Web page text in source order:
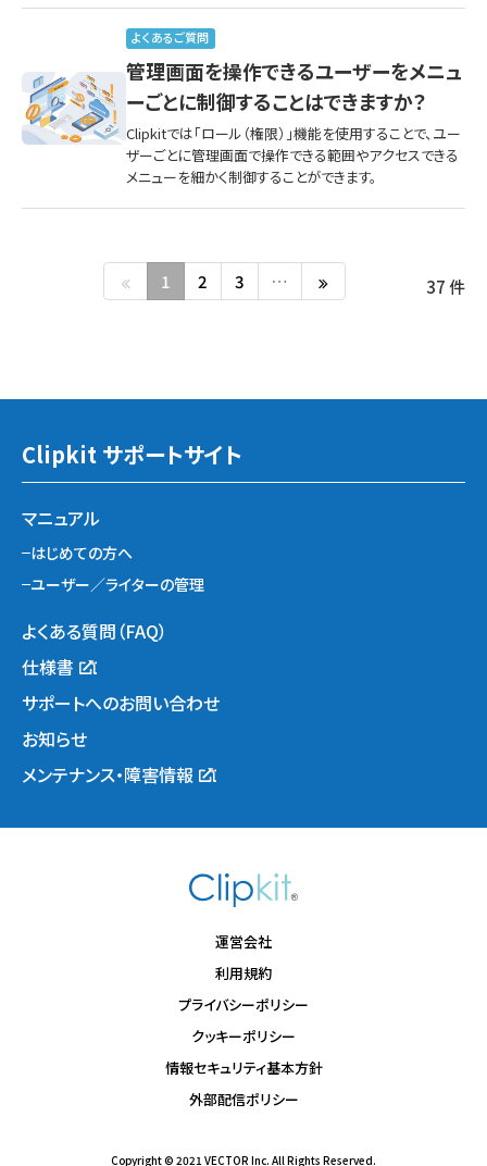
よくあるご質問
管理画面を操作できるユーザーをメニュ
ーごとに制御することはできますか？
Clipkitでは「ロール（権限）」機能を使用することで、ユー
ザーごとに管理画面で操作できる範囲やアクセスできる
メニューを細かく制御することができます。
37 件
1 2 3 …
Clipkit サポートサイト
マニュアル
はじめての方へ
ユーザー／ライターの管理
よくある質問（FAQ）
仕様書
サポートへのお問い合わせ
お知らせ
メンテナンス・障害情報
運営会社
利用規約
プライバシーポリシー
クッキーポリシー
情報セキュリティ基本方針
外部配信ポリシー
Copyright © 2021 VECTOR Inc. All Rights Reserved.